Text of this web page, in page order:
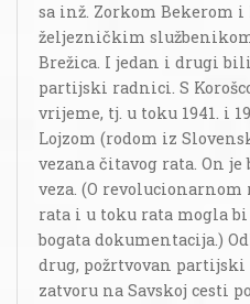
sa inž. Zorkom Bekerom i
željezničkim
Brežica. I jedan i drugi
partijski radnici. S
vrijeme, tj. u toku 1941. i
Lojzom (rodom iz
vezana čitavog rata. On
veza. (O
rata i u toku rata mogla
bogata dokumentacija.)
drug, požrtvovan
zatvoru na Savskoj cesti